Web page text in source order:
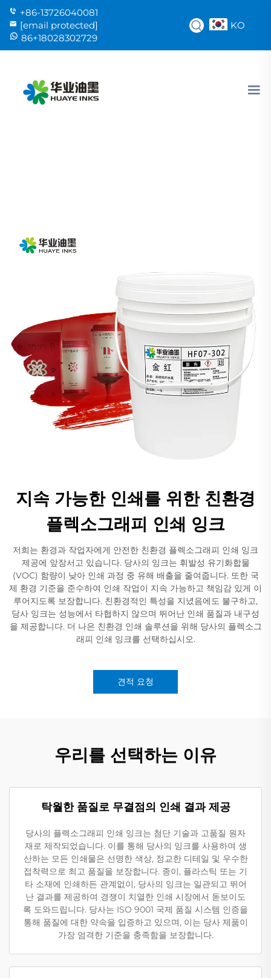
+86-13726040081
[email protected]
86+18028302729
KO
지속 가능한 인쇄를 위한 친환경
플렉소그래피 인쇄 잉크
저희는 환경과 작업자에게 안전한 친환경 플렉소그래피 인쇄 잉크
제공에 앞장서고 있습니다. 당사의 잉크는 휘발성 유기화합물
(VOC) 함량이 낮아 인쇄 과정 중 유해 배출을 줄여줍니다. 또한 국
제 환경 기준을 준수하여 인쇄 작업이 지속 가능하고 책임감 있게 이
루어지도록 보장합니다. 친환경적인 특성을 지녔음에도 불구하고,
당사 잉크는 성능에서 타협하지 않으며 뛰어난 인쇄 품질과 내구성
을 제공합니다. 더 나은 친환경 인쇄 솔루션을 위해 당사의 플렉소그
래피 인쇄 잉크를 선택하십시오.
견적 요청
우리를 선택하는 이유
탁월한 품질로 무결점의 인쇄 결과 제공
당사의 플렉소그래피 인쇄 잉크는 첨단 기술과 고품질 원자
재로 제작되었습니다. 이를 통해 당사의 잉크를 사용하여 생
산하는 모든 인쇄물은 선명한 색상, 정교한 디테일 및 우수한
접착력으로 최고 품질을 보장합니다. 종이, 플라스틱 또는 기
타 소재에 인쇄하든 관계없이, 당사의 잉크는 일관되고 뛰어
난 결과를 제공하여 경쟁이 치열한 인쇄 시장에서 돋보이도
록 도와드립니다. 당사는 ISO 9001 국제 품질 시스템 인증을
통해 품질에 대한 약속을 입증하고 있으며, 이는 당사 제품이
가장 엄격한 기준을 충족함을 보장합니다.